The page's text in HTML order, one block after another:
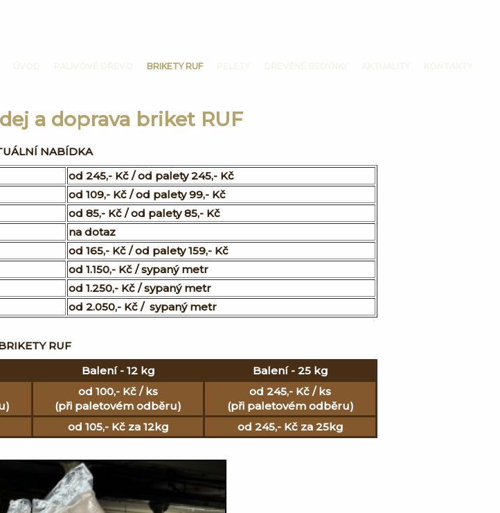
BRIKETY RUF
a doprava briket RUF
NABÍDKA
od 245,- Kč / od palety 245,- Kč
od 109,- Kč / od palety 99,- Kč
od 85,- Kč / od palety 85,- Kč
na dotaz
od 165,- Kč / od palety 159,- Kč
od 1.150,- Kč / sypaný metr
od 1.250,- Kč / sypaný metr
od 2.050,- Kč / sypaný metr
RUF
Balení - 12 kg
Balení - 25 kg
od 100,- Kč / ks
(při paletovém odběru)
od 245,- Kč / ks
(při paletovém odběru)
od 105,- Kč za 12kg od 245,- Kč za 25kg